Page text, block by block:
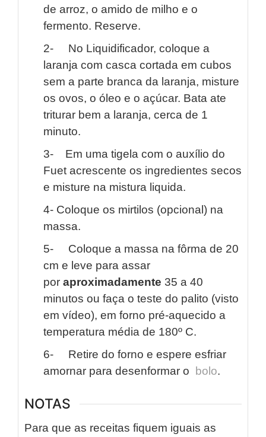
de arroz, o amido de milho e o
fermento. Reserve.
2- No Liquidificador, coloque a
laranja com casca cortada em cubos
sem a parte branca da laranja, misture
os ovos, o óleo e o açúcar. Bata ate
triturar bem a laranja, cerca de 1
minuto.
3- Em uma tigela com o auxílio do
Fuet acrescente os ingredientes secos
e misture na mistura liquida.
4- Coloque os mirtilos (opcional) na
massa.
5- Coloque a massa na fôrma de 20
cm e leve para assar
por aproximadamente 35 a 40
minutos ou faça o teste do palito (visto
em vídeo), em forno pré-aquecido a
temperatura média de 180º C.
6- Retire do forno e espere esfriar
amornar para desenformar o
bolo.
NOTAS
Para que as receitas fiquem iguais as